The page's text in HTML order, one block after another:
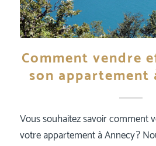
Comment vendre
son appartement
Vous souhaitez savoir comment
votre appartement à Annecy ?